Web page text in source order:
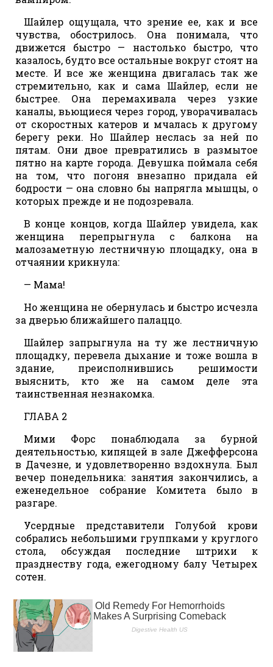
Шайлер ощущала, что зрение ее, как и все
чувства, обострилось. Она понимала, что
движется быстро — настолько быстро, что
казалось, будто все остальные вокруг стоят на
месте. И все же женщина двигалась так же
стремительно, как и сама Шайлер, если не
быстрее. Она перемахивала через узкие
каналы, вьющиеся через город, уворачивалась
от скоростных катеров и мчалась к другому
берегу реки. Но Шайлер неслась за ней по
пятам. Они двое превратились в размытое
пятно на карте города. Девушка поймала себя
на том, что погоня внезапно придала ей
бодрости — она словно бы напрягла мышцы, о
которых прежде и не подозревала.
В конце концов, когда Шайлер увидела, как
женщина перепрыгнула с балкона на
малозаметную лестничную площадку, она в
отчаянии крикнула:
— Мама!
Но женщина не обернулась и быстро исчезла
за дверью ближайшего палаццо.
Шайлер запрыгнула на ту же лестничную
площадку, перевела дыхание и тоже вошла в
здание, преисполнившись решимости
выяснить, кто же на самом деле эта
таинственная незнакомка.
ГЛАВА 2
Мими Форс понаблюдала за бурной
деятельностью, кипящей в зале Джефферсона
в Дачезне, и удовлетворенно вздохнула. Был
вечер понедельника: занятия закончились, а
еженедельное собрание Комитета было в
разгаре.
Усердные представители Голубой крови
собрались небольшими группками у круглого
стола, обсуждая последние штрихи к
празднеству года, ежегодному балу Четырех
сотен.